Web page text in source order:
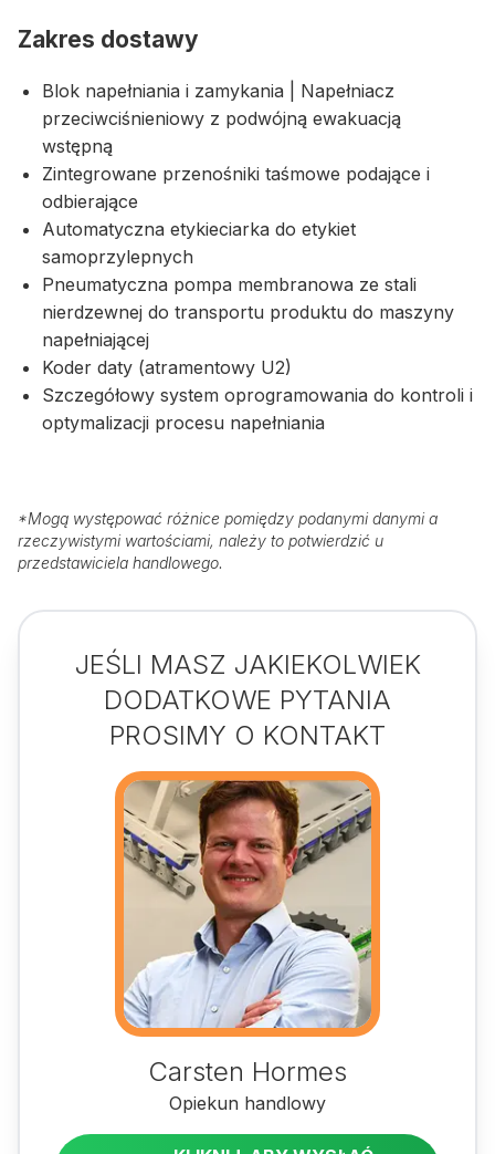
Zakres dostawy
Blok napełniania i zamykania | Napełniacz
przeciwciśnieniowy z podwójną ewakuacją
wstępną
Zintegrowane przenośniki taśmowe podające i
odbierające
Automatyczna etykieciarka do etykiet
samoprzylepnych
Pneumatyczna pompa membranowa ze stali
nierdzewnej do transportu produktu do maszyny
napełniającej
Koder daty (atramentowy U2)
Szczegółowy system oprogramowania do kontroli i
optymalizacji procesu napełniania
*Mogą występować różnice pomiędzy podanymi danymi a
rzeczywistymi wartościami, należy to potwierdzić u
przedstawiciela handlowego.
JEŚLI MASZ JAKIEKOLWIEK
DODATKOWE PYTANIA
PROSIMY O KONTAKT
Carsten Hormes
Opiekun handlowy